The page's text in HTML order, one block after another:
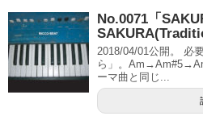
No.0071「
2018/04/01公開。 必
ら」。
ーマ曲と同じ...